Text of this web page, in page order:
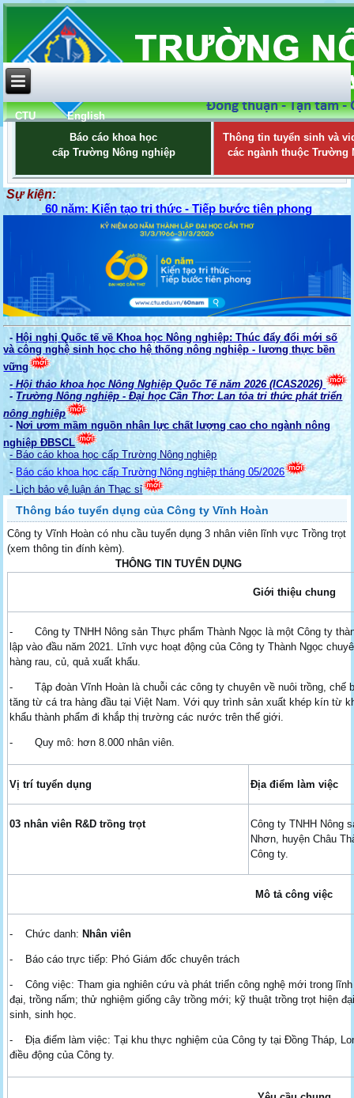
CTU
English
Báo cáo khoa học
cấp Trường Nông nghiệp
Thông tin tuyển sinh và
các ngành thuộc Trường
Sự kiện:
60 năm: Kiến tạo tri thức - Tiếp bước tiên phong
- Hội nghị Quốc tế về Khoa học Nông nghiệp: Thúc đẩy đổi mới số
và công nghệ sinh học cho hệ thống nông nghiệp - lương thực bền
vững
- Hội thảo khoa học Nông Nghiệp Quốc Tế năm 2026 (ICAS2026)
- Trường Nông nghiệp - Đại học Cần Thơ: Lan tỏa tri thức phát triển
nông nghiệp
- Nơi ươm mầm nguồn nhân lực chất lượng cao cho ngành nông
nghiệp ĐBSCL
- Báo cáo khoa học cấp Trường Nông nghiệp
- Báo cáo khoa học cấp Trường Nông nghiệp tháng 05/2026
- Lịch bảo vệ luận án Thạc sỉ
Thông báo tuyển dụng của Công ty Vĩnh Hoàn
Công ty Vĩnh Hoàn có nhu cầu tuyển dụng 3 nhân viên lĩnh vực Trồng trọt
(xem thông tin đính kèm).
THÔNG TIN TUYỂN DỤNG
Giới thiệu chung
- Công ty TNHH Nông sản Thực phẩm Thành Ngọc là một Công ty
lập vào đầu năm 2021. Lĩnh vực hoạt động của Công ty Thành Ngọc
hàng rau, củ, quả xuất khẩu.
- Tập đoàn Vĩnh Hoàn là chuỗi các công ty chuyên về nuôi trồng, chế
tăng từ cá tra hàng đầu tại Việt Nam. Với quy trình sản xuất khép kín từ
khẩu thành phẩm đi khắp thị trường các nước trên thế giới.
- Quy mô: hơn 8.000 nhân viên.
Vị trí tuyển dụng Địa điểm làm việc
03 nhân viên R&D trồng trọt
Công ty TNHH Nông
Nhơn, huyện Châu
Công ty.
Mô tả công việc
- Chức danh: Nhân viên
- Báo cáo trực tiếp: Phó Giám đốc chuyên trách
- Công việc: Tham gia nghiên cứu và phát triển công nghệ mới trong
đại, trồng nấm; thử nghiệm giống cây trồng mới; kỹ thuật trồng trọt hiện
sinh, sinh học.
- Địa điểm làm việc: Tại khu thực nghiệm của Công ty tại Đồng Tháp,
điều động của Công ty.